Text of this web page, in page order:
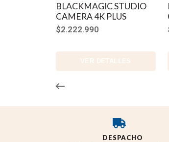
BLACKMAGIC STUDIO
CAMERA 4K PLUS
$2.222.990
VER DETALLES
DESPACHO